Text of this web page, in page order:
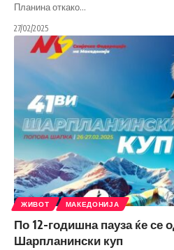
Планина откако…
27/02/2025
ЖИВОТ МАКЕДОНИЈА
По 12-годишна пауза ќе се
Шарпланински куп